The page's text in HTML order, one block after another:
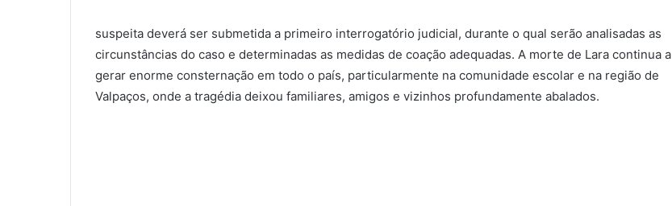
suspeita deverá ser submetida a primeiro interrogatório judicial, durante o qual serão analisadas as
circunstâncias do caso e determinadas as medidas de coação adequadas. A morte de Lara continua a
gerar enorme consternação em todo o país, particularmente na comunidade escolar e na região de
Valpaços, onde a tragédia deixou familiares, amigos e vizinhos profundamente abalados.